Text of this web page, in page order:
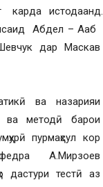
истодаанд.
Абдел – Ааб
дар Маскав
ва назарияи
ва методӣ барои
пурмаҳсул кор
А.Мирзоев
дастури тестӣ аз